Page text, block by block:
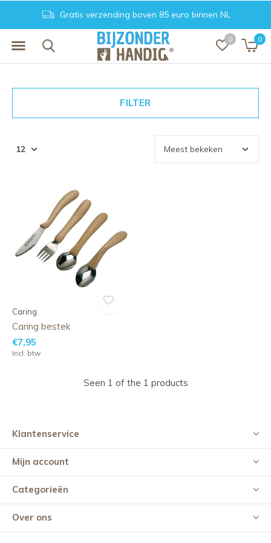
0 0
Gratis verzending boven 85 euro binnen NL
FILTER
Caring
Caring bestek
€7,95
Incl. btw
Seen 1 of the 1 products
Klantenservice
Mijn account
Categorieën
Over ons